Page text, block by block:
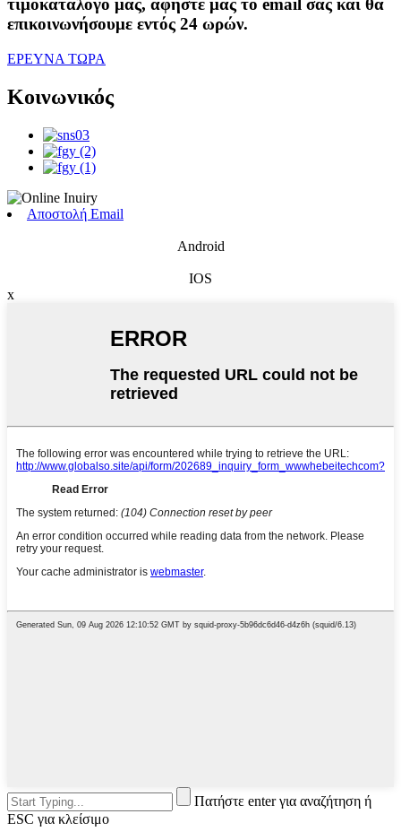
τιμοκατάλογό μας, αφήστε μας το email σας και θα
επικοινωνήσουμε εντός 24 ωρών.
ΕΡΕΥΝΑ ΤΩΡΑ
Κοινωνικός
Αποστολή Email
Android
IOS
x
Πατήστε enter για αναζήτηση ή
ESC για κλείσιμο